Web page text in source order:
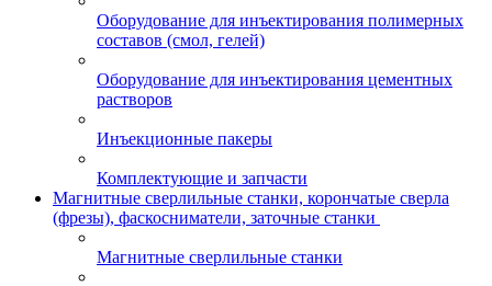
Оборудование для инъектирования полимерных
составов (смол, гелей)
Оборудование для инъектирования цементных
растворов
Инъекционные пакеры
Комплектующие и запчасти
Магнитные сверлильные станки, корончатые сверла
(фрезы), фаскосниматели, заточные станки
Магнитные сверлильные станки